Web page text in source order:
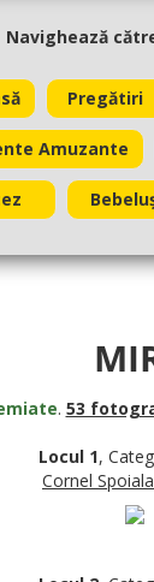
Navighează
Pregătiri
Amuzante
. 53
Locul 1,
Cornel